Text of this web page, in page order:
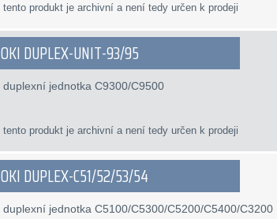
tento produkt je archivní a není tedy určen k prodeji
OKI DUPLEX-UNIT-93/95
duplexní jednotka C9300/C9500
tento produkt je archivní a není tedy určen k prodeji
OKI DUPLEX-C51/52/53/54
duplexní jednotka C5100/C5300/C5200/C5400/C3200